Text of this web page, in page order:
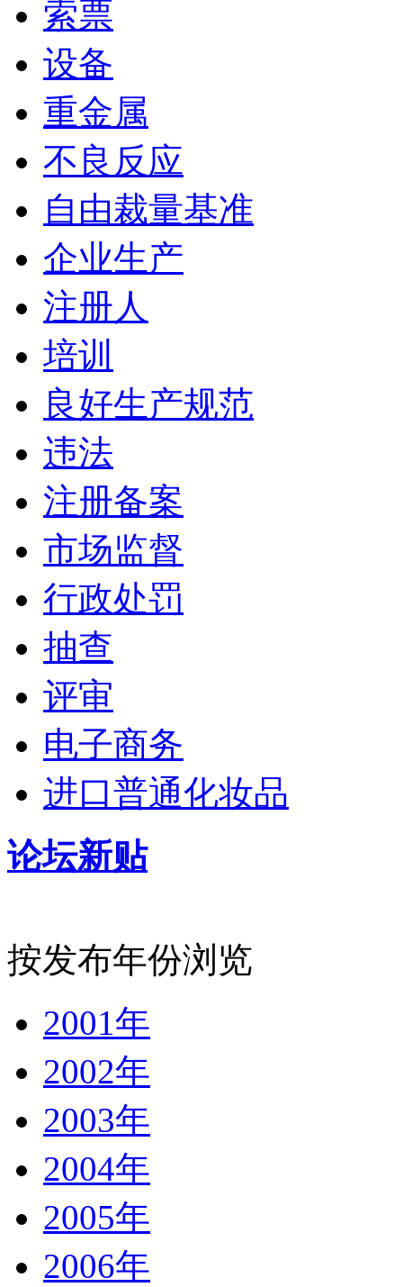
索票
设备
重金属
不良反应
自由裁量基准
企业生产
注册人
培训
良好生产规范
违法
注册备案
市场监督
行政处罚
抽查
评审
电子商务
进口普通化妆品
论坛新贴
按发布年份浏览
2001年
2002年
2003年
2004年
2005年
2006年